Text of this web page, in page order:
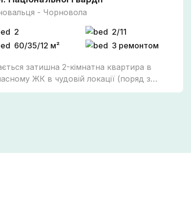
- Чорновола
2
2/11
60/35/12 м²
З ремонтом
затишна 2-кімнатна квартира в
ЖК в чудовій локації (поряд з
Шевченка, до центру 10 хв пішки).